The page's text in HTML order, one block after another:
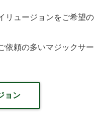
リュージョンをご希望の
依頼の多いマジックサー
ョン